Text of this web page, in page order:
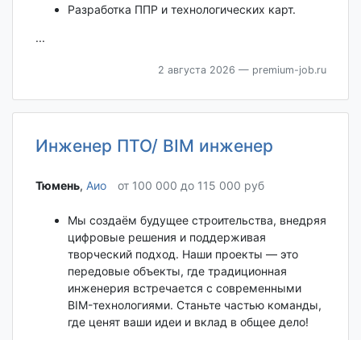
Разработка ППР и технологических карт.
...
2 августа 2026 — premium-job.ru
Инженер ПТО/ BIM инженер
Тюмень‎, Аио от 100 000 до 115 000 руб
Мы создаём будущее строительства, внедряя
цифровые решения и поддерживая
творческий подход. Наши проекты — это
передовые объекты, где традиционная
инженерия встречается с современными
BIM-технологиями. Станьте частью команды,
где ценят ваши идеи и вклад в общее дело!